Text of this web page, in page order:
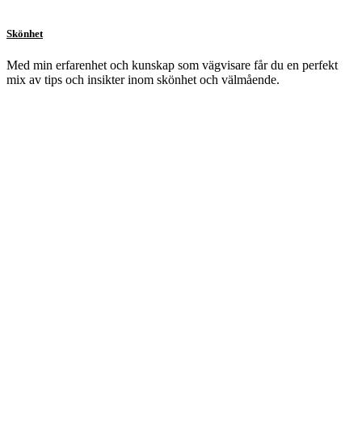
Skönhet
Med min erfarenhet och kunskap som vägvisare får du en perfekt
mix av tips och insikter inom skönhet och välmående.